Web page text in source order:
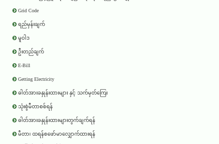
Grid Code
ရည်မှန်းချက်
မူဝါဒ
ဦးတည်ချက်
E-Bill
Getting Electricity
ဓါတ်အားခနှုန်းထားများ နှင့် သက်မှတ်ကြေး
သုံးစွဲမီတာစစ်ရန်
ဓါတ်အားခနှုန်းထားများတွက်ချက်ရန်
မီတာ၊ ထရန်စဖော်မာလျှောက်ထားရန်